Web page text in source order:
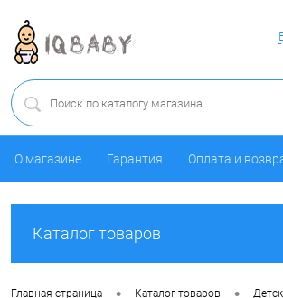
О магазине Гарантия Оплата и
Каталог товаров
Главная страница • Каталог товаров •